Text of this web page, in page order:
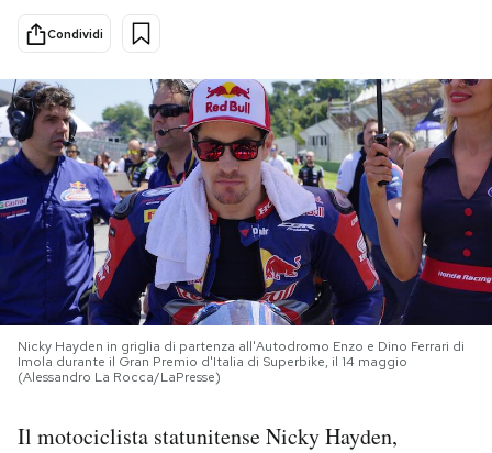
Sport
PODCAST
NEWSLETTER
I MIEI PREFERITI
SHOP
CALENDARIO
Condividi
Nicky Hayden in griglia di partenza all'Autodromo Enzo e Dino Ferrari di
Imola durante il Gran Premio d'Italia di Superbike, il 14 maggio
(Alessandro La Rocca/LaPresse)
Il motociclista statunitense Nicky Hayden,